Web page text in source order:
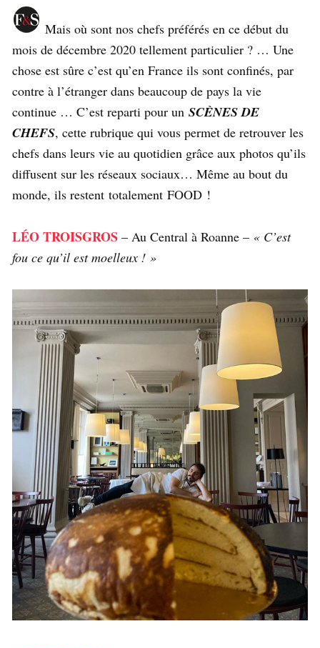
Mais où sont nos chefs préférés en ce début du
mois de décembre 2020 tellement particulier ? … Une
chose est sûre c’est qu’en France ils sont confinés, par
contre à l’étranger dans beaucoup de pays la vie
continue … C’est reparti pour un SCÈNES DE
CHEFS, cette rubrique qui vous permet de retrouver les
chefs dans leurs vie au quotidien grâce aux photos qu’ils
diffusent sur les réseaux sociaux… Même au bout du
monde, ils restent totalement FOOD !
LÉO TROISGROS – Au Central à Roanne – « C’est
fou ce qu’il est moelleux ! »